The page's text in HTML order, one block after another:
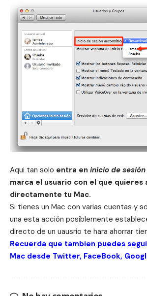
Aqui tan solo entra en inicio de
marca el usuario con el que quieres
directamente tu Mac.
Si tienes un Mac con varias cuentas y
una esta acción posiblemente
directo de un uausrio te hara ahorrar
Recuerda que tambien puedes
Mac desde Twitter, FaceBook,